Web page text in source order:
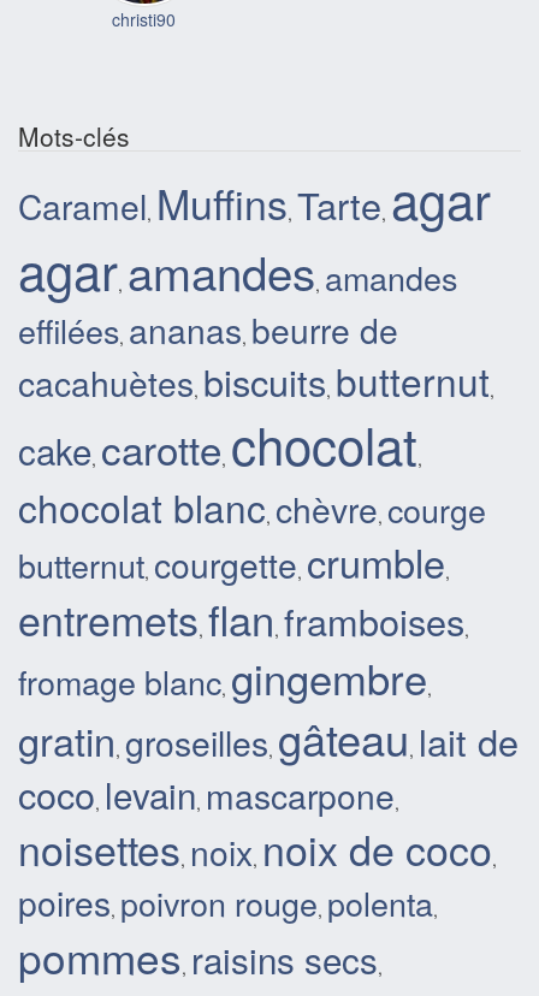
christi90
Mots-clés
Caramel, Muffins, Tarte, agar
agar, amandes, amandes
effilées, ananas, beurre de
cacahuètes, biscuits, butternut,
cake, carotte, chocolat,
chocolat blanc, chèvre, courge
butternut, courgette, crumble,
entremets, flan, framboises,
fromage blanc, gingembre,
gratin, groseilles, gâteau, lait de
coco, levain, mascarpone,
noisettes, noix, noix de coco,
poires, poivron rouge, polenta,
pommes, raisins secs,